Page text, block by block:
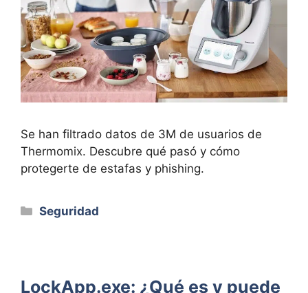
Se han filtrado datos de 3M de usuarios de
Thermomix. Descubre qué pasó y cómo
protegerte de estafas y phishing.
Categorías
Seguridad
LockApp.exe: ¿Qué es y puede